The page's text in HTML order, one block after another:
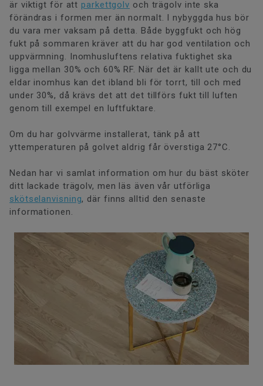
är viktigt för attparkettgolv och trägolv inte ska
förändras i formen mer än normalt. I nybyggda hus bör
du vara mer vaksam på detta. Både byggfukt och hög
fukt på sommaren kräver att du har god ventilation och
uppvärmning. Inomhusluftens relativa fuktighet ska
ligga mellan 30% och 60% RF. När det är kallt ute och du
eldar inomhus kan det ibland bli för torrt, till och med
under 30%, då krävs det att det tillförs fukt till luften
genom till exempel en luftfuktare.
Om du har golvvärme installerat, tänk på att
yttemperaturen på golvet aldrig får överstiga 27°C.
Nedan har vi samlat information om hur du bäst sköter
ditt lackade trägolv, men läs även vår utförliga
skötselanvisning, där finns alltid den senaste
informationen.